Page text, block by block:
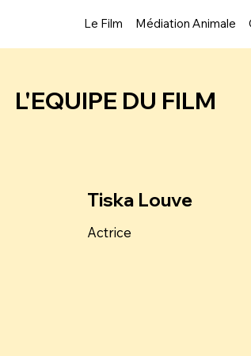
Le Film Médiation Animale
L'EQUIPE DU FILM
Tiska Louve
Actrice